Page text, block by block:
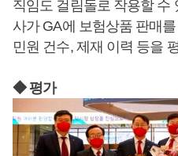
직임도 걸림돌로 작용할 수
사가 GA에 보험상품 판매
민원 건수, 제재 이력 등을
◆ 평가